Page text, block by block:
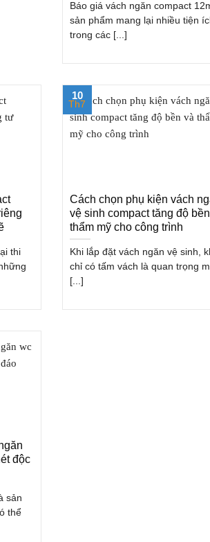
Báo giá vách ngăn compact
sản phẩm mang lại nhiều tiện
trong các [...]
thi
Cách chọn phụ kiện vách
vệ sinh compact tăng độ
thẩm mỹ cho công trình
Khi lắp đặt vách ngăn vệ sinh,
chỉ có tấm vách là quan trọng
[...]
10
Th7
độc
sản
thể